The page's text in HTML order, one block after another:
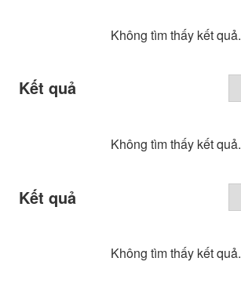
Không tìm thấy kết quả.
Kết quả
Không tìm thấy kết quả.
Kết quả
Không tìm thấy kết quả.